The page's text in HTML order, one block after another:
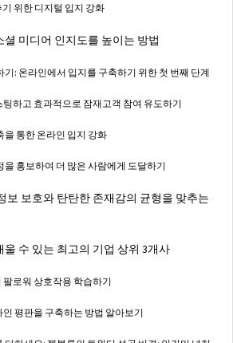
위한 디지털 입지 강화
셜 미디어 인지도를 높이는 방법
기: 온라인에서 입지를 구축하기 위한 첫 번째 단계
하고 효과적으로 잠재고객 참여 유도하기
을 통한 온라인 입지 강화
을 홍보하여 더 많은 사람에게 도달하기
보 보호와 탄탄한 존재감의 균형을 맞추는
수 있는 최고의 기업 상위 3개사
로워 상호작용 학습하기
평판을 구축하는 방법 알아보기